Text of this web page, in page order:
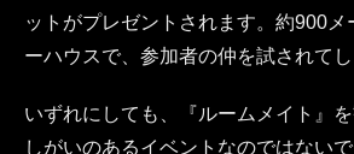
ットがプレゼントされます。約900
ーハウスで、参加者の仲を試されて
いずれにしても、『ルームメイト』
しがいのあるイベントなのではないで